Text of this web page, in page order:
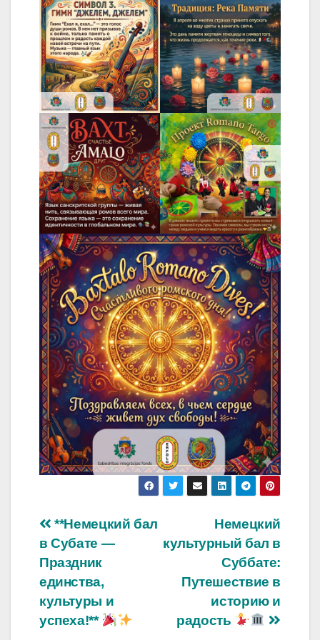
Навигация
по
записям
Немецкий
культурный бал в
Суббате:
Путешествие в
историю и
радость
**Немецкий бал
в Субате —
Праздник
единства,
культуры и
успеха!**